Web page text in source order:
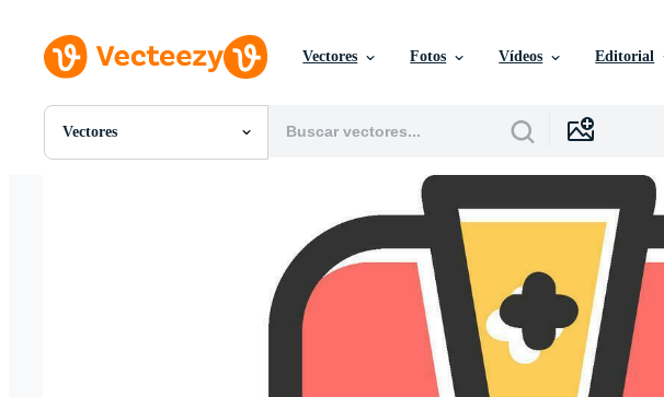
Vectores Fotos Vídeos Editorial
Vectores
Todas Imágenes